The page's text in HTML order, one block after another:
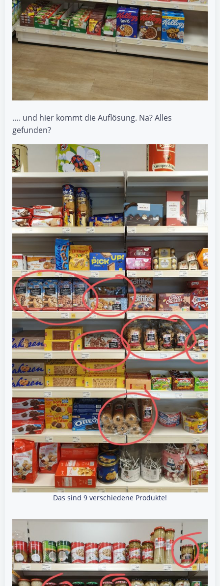
…. und hier kommt die Auflösung. Na? Alles
gefunden?
Das sind 9 verschiedene Produkte!